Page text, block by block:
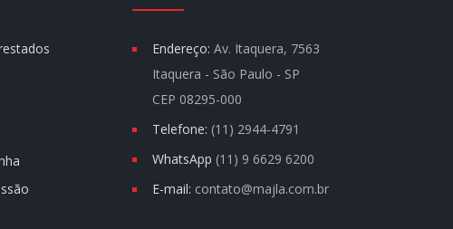
Endereço: Av. Itaquera, 7563
Itaquera - São Paulo - SP
CEP 08295-000
Telefone: (11) 2944-4791
WhatsApp (11) 9 6629 6200
E-mail: contato@majla.com.br